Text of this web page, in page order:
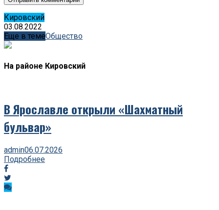
Кировский
03.08.2022
Еще в темеОбществo
На районе Кировский
В Ярославле открыли «Шахматный
бульвар»
admin06.07.2026
Подробнее